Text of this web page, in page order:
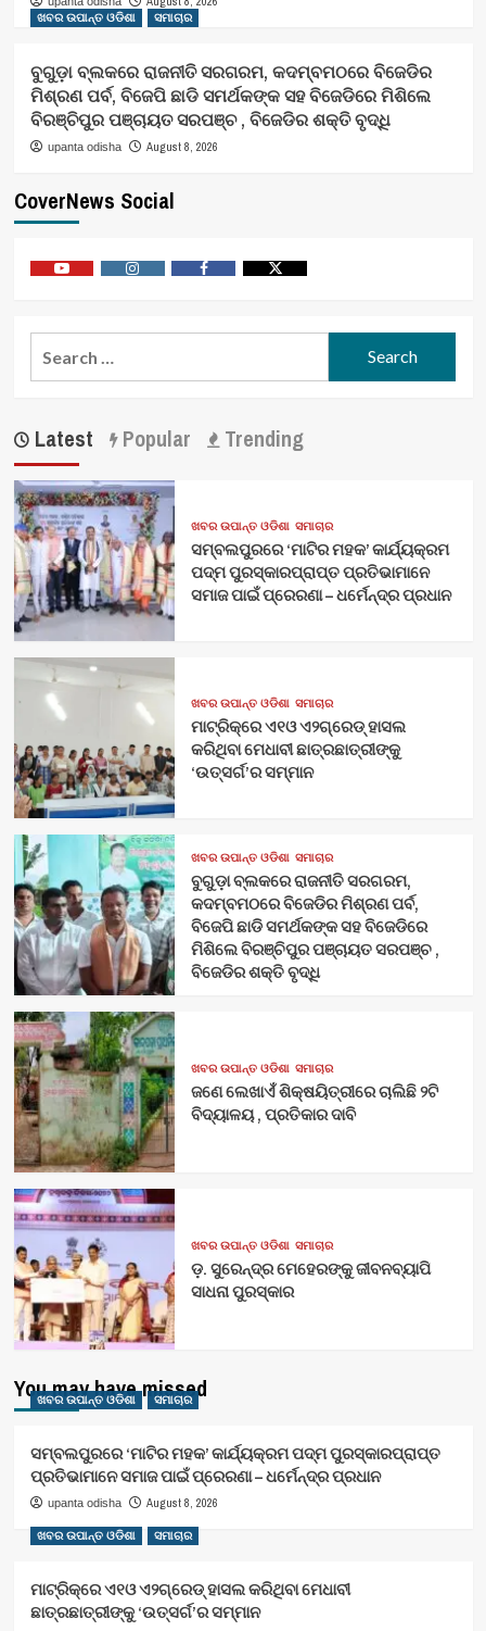
ଖବର ଉପାନ୍ତ ଓଡିଶା
ସମାଚାର
ବୁଗୁଡ଼ା ବ୍ଲକରେ ରାଜନୀତି ସରଗରମ, କଦମ୍ବମଠରେ ବିଜେଡିର
ମିଶ୍ରଣ ପର୍ବ, ବିଜେପି ଛାଡି ସମର୍ଥକଙ୍କ ସହ ବିଜେଡିରେ ମିଶିଲେ
ବିରଞ୍ଚିପୁର ପଞ୍ଚାୟତ ସରପଞ୍ଚ , ବିଜେଡିର ଶକ୍ତି ବୃଦ୍ଧି
upanta odisha August 8, 2026
CoverNews Social
Latest Popular Trending
ଖବର ଉପାନ୍ତ ଓଡିଶା ସମାଚାର
ସମ୍ବଲପୁରରେ ‘ମାଟିର ମହକ’ କାର୍ଯ୍ୟକ୍ରମ
ପଦ୍ମ ପୁରସ୍କାରପ୍ରାପ୍ତ ପ୍ରତିଭାମାନେ
ସମାଜ ପାଇଁ ପ୍ରେରଣା – ଧର୍ମେନ୍ଦ୍ର ପ୍ରଧାନ
ଖବର ଉପାନ୍ତ ଓଡିଶା ସମାଚାର
ମାଟ୍ରିକ୍‌ରେ ଏ୧ଓ ଏ୨ଗ୍ରେଡ୍‌ ହାସଲ
କରିଥିବା ମେଧାବୀ ଛାତ୍ରଛାତ୍ରୀଙ୍କୁ
‘ଉତ୍ସର୍ଗ’ର ସମ୍ମାନ
ଖବର ଉପାନ୍ତ ଓଡିଶା ସମାଚାର
ବୁଗୁଡ଼ା ବ୍ଲକରେ ରାଜନୀତି ସରଗରମ,
କଦମ୍ବମଠରେ ବିଜେଡିର ମିଶ୍ରଣ ପର୍ବ,
ବିଜେପି ଛାଡି ସମର୍ଥକଙ୍କ ସହ ବିଜେଡିରେ
ମିଶିଲେ ବିରଞ୍ଚିପୁର ପଞ୍ଚାୟତ ସରପଞ୍ଚ ,
ବିଜେଡିର ଶକ୍ତି ବୃଦ୍ଧି
ଖବର ଉପାନ୍ତ ଓଡିଶା ସମାଚାର
ଜଣେ ଲେଖାଏଁ ଶିକ୍ଷୟିତ୍ରୀରେ ଚାଲିଛି ୨ଟି
ବିଦ୍ୟାଳୟ , ପ୍ରତିକାର ଦାବି
ଖବର ଉପାନ୍ତ ଓଡିଶା ସମାଚାର
ଡ଼. ସୁରେନ୍ଦ୍ର ମେହେରଙ୍କୁ ଜୀବନବ୍ୟାପି
ସାଧନା ପୁରସ୍କାର
You may have missed
ଖବର ଉପାନ୍ତ ଓଡିଶା ସମାଚାର
ସମ୍ବଲପୁରରେ ‘ମାଟିର ମହକ’ କାର୍ଯ୍ୟକ୍ରମ ପଦ୍ମ ପୁରସ୍କାରପ୍ରାପ୍ତ
ପ୍ରତିଭାମାନେ ସମାଜ ପାଇଁ ପ୍ରେରଣା – ଧର୍ମେନ୍ଦ୍ର ପ୍ରଧାନ
upanta odisha August 8, 2026
ଖବର ଉପାନ୍ତ ଓଡିଶା ସମାଚାର
ମାଟ୍ରିକ୍‌ରେ ଏ୧ଓ ଏ୨ଗ୍ରେଡ୍‌ ହାସଲ କରିଥିବା ମେଧାବୀ
ଛାତ୍ରଛାତ୍ରୀଙ୍କୁ ‘ଉତ୍ସର୍ଗ’ର ସମ୍ମାନ